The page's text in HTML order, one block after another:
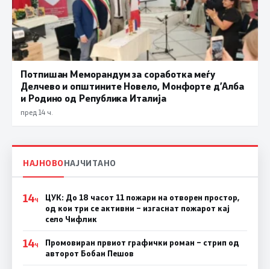
Потпишан Меморандум за соработка меѓу
Делчево и општините Новело, Монфорте д’Алба
и Родино од Република Италија
пред 14 ч.
НАЈНОВОНАЈЧИТАНО
14Ч
ЦУК: До 18 часот 11 пожари на отворен простор,
од кои три се активни – изгаснат пожарот кај
село Чифлик
14Ч
Промовиран првиот графички роман – стрип од
авторот Бобан Пешов